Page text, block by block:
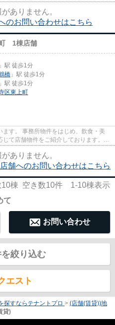
ありません。
のお問い合わせはこちら
町 1棟店舗
」駅 徒歩1分
橋 」駅 徒歩1分
」駅 徒歩1分
区東上町
す。 事務所物件をはじめ、飲食・美
て店舗物件をご紹介しております。
ありません。
舗へのお問い合わせはこちら
10棟 空き数10件 1-10棟表示
て
お問い合わせ
絞り込む
エスト
探すならテナントプロ > (店舗(賃貸))地
貸)